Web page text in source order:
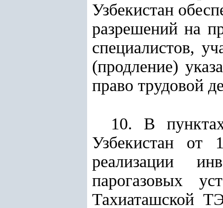
Узбекистан
разрешений на
специалистов,
(продление)
право трудовой
10. В
Узбекистан
реализации
парогазовых
Тахиаташской